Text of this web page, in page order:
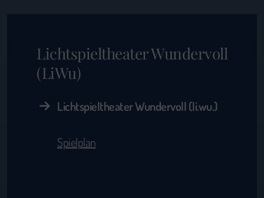
Lichtspieltheater Wundervoll
(LiWu)
Lichtspieltheater Wundervoll (li.wu.)
Spielplan